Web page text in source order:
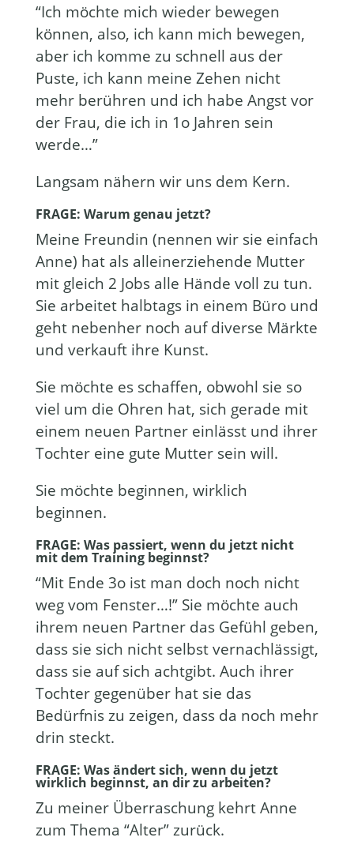
“Ich möchte mich wieder bewegen
können, also, ich kann mich bewegen,
aber ich komme zu schnell aus der
Puste, ich kann meine Zehen nicht
mehr berühren und ich habe Angst vor
der Frau, die ich in 1o Jahren sein
werde…”
Langsam nähern wir uns dem Kern.
FRAGE: Warum genau jetzt?
Meine Freundin (nennen wir sie einfach
Anne) hat als alleinerziehende Mutter
mit gleich 2 Jobs alle Hände voll zu tun.
Sie arbeitet halbtags in einem Büro und
geht nebenher noch auf diverse Märkte
und verkauft ihre Kunst.
Sie möchte es schaffen, obwohl sie so
viel um die Ohren hat, sich gerade mit
einem neuen Partner einlässt und ihrer
Tochter eine gute Mutter sein will.
Sie möchte beginnen, wirklich
beginnen.
FRAGE: Was passiert, wenn du jetzt nicht
mit dem Training beginnst?
“Mit Ende 3o ist man doch noch nicht
weg vom Fenster…!” Sie möchte auch
ihrem neuen Partner das Gefühl geben,
dass sie sich nicht selbst vernachlässigt,
dass sie auf sich achtgibt. Auch ihrer
Tochter gegenüber hat sie das
Bedürfnis zu zeigen, dass da noch mehr
drin steckt.
FRAGE: Was ändert sich, wenn du jetzt
wirklich beginnst, an dir zu arbeiten?
Zu meiner Überraschung kehrt Anne
zum Thema “Alter” zurück.